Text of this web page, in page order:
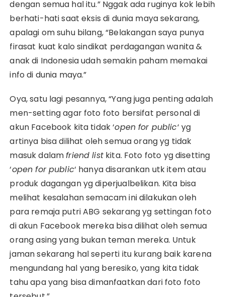
dengan semua hal itu.” Nggak ada ruginya kok lebih
berhati-hati saat eksis di dunia maya sekarang,
apalagi om suhu bilang, “Belakangan saya punya
firasat kuat kalo sindikat perdagangan wanita &
anak di Indonesia udah semakin paham memakai
info di dunia maya.”
Oya, satu lagi pesannya, “Yang juga penting adalah
men-setting agar foto foto bersifat personal di
akun Facebook kita tidak ‘open for public‘ yg
artinya bisa dilihat oleh semua orang yg tidak
masuk dalamfriend listkita. Foto foto yg disetting
‘open for public‘ hanya disarankan utk item atau
produk dagangan yg diperjualbelikan. Kita bisa
melihat kesalahan semacam ini dilakukan oleh
para remaja putri ABG sekarang yg settingan foto
di akun Facebook mereka bisa dilihat oleh semua
orang asing yang bukan teman mereka. Untuk
jaman sekarang hal seperti itu kurang baik karena
mengundang hal yang beresiko, yang kita tidak
tahu apa yang bisa dimanfaatkan dari foto foto